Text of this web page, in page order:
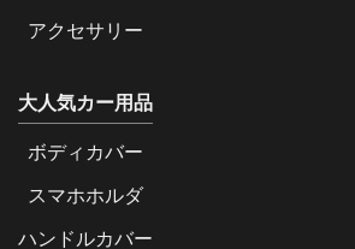
アクセサリー
大人気カー用品
ボディカバー
スマホホルダ
ハンドルカバー